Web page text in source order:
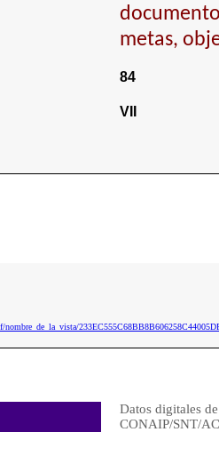
metas,
84
VII
nombre_de_la_vista/
Datos digitales
CONAIP/SNT/